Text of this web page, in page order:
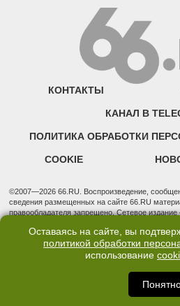
КОНТАКТЫ
КАНАЛ В
ПОЛИТИКА ОБРАБОТКИ
COOKIE
©2007—2026 66.RU. Воспроизведение,
сведения размещенных на сайте 66.RU
правообладателя запрещено. Сетевое
надзору в сфере связи, информационных
(Роскомнадзор). Регистрационный номер ЭЛ
Учредитель: Общество с ограниченной
3, оф. 7015 Фактический адрес редакции и
обл., г. Екатеринбург, ул. Бориса Ельцина, д.
info@news.66.ru Главный редактор: Шлыков
Оставаясь на сайте, вы
политикой обработки
использование